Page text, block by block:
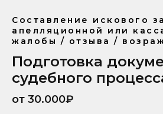
Составление искового
апелляционной или
жалобы / отзыва /
Подготовка
судебного
от 30.000₽